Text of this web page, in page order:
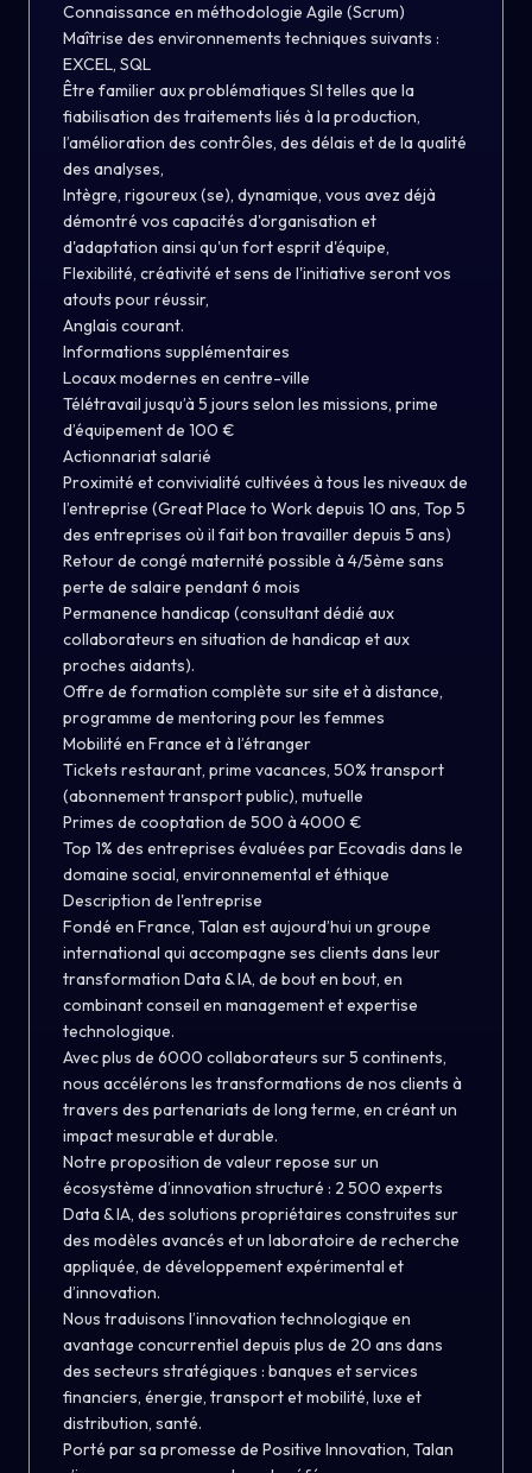
Connaissance en méthodologie Agile (Scrum)
Maîtrise des environnements techniques suivants :
EXCEL, SQL
Être familier aux problématiques SI telles que la
fiabilisation des traitements liés à la production,
l’amélioration des contrôles, des délais et de la qualité
des analyses,
Intègre, rigoureux (se), dynamique, vous avez déjà
démontré vos capacités d'organisation et
d'adaptation ainsi qu'un fort esprit d'équipe,
Flexibilité, créativité et sens de l'initiative seront vos
atouts pour réussir,
Anglais courant.
Informations supplémentaires
Locaux modernes en centre-ville
Télétravail jusqu’à 5 jours selon les missions, prime
d’équipement de 100 €
Actionnariat salarié
Proximité et convivialité cultivées à tous les niveaux de
l’entreprise (Great Place to Work depuis 10 ans, Top 5
des entreprises où il fait bon travailler depuis 5 ans)
Retour de congé maternité possible à 4/5ème sans
perte de salaire pendant 6 mois
Permanence handicap (consultant dédié aux
collaborateurs en situation de handicap et aux
proches aidants).
Offre de formation complète sur site et à distance,
programme de mentoring pour les femmes
Mobilité en France et à l’étranger
Tickets restaurant, prime vacances, 50% transport
(abonnement transport public), mutuelle
Primes de cooptation de 500 à 4000 €
Top 1% des entreprises évaluées par Ecovadis dans le
domaine social, environnemental et éthique
Description de l'entreprise
Fondé en France, Talan est aujourd’hui un groupe
international qui accompagne ses clients dans leur
transformation Data & IA, de bout en bout, en
combinant conseil en management et expertise
technologique.
Avec plus de 6000 collaborateurs sur 5 continents,
nous accélérons les transformations de nos clients à
travers des partenariats de long terme, en créant un
impact mesurable et durable.
Notre proposition de valeur repose sur un
écosystème d’innovation structuré : 2 500 experts
Data & IA, des solutions propriétaires construites sur
des modèles avancés et un laboratoire de recherche
appliquée, de développement expérimental et
d’innovation.
Nous traduisons l’innovation technologique en
avantage concurrentiel depuis plus de 20 ans dans
des secteurs stratégiques : banques et services
financiers, énergie, transport et mobilité, luxe et
distribution, santé.
Porté par sa promesse de Positive Innovation, Talan